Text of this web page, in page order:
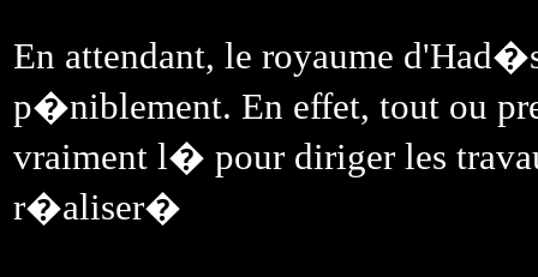
En attendant, le royaume
p�niblement. En effet, tout ou
vraiment l� pour diriger les
r�aliser�